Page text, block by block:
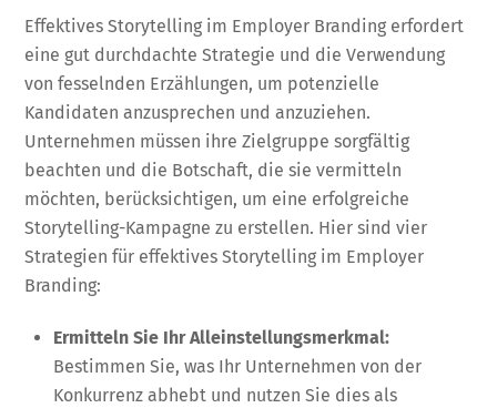
Effektives Storytelling im Employer Branding erfordert
eine gut durchdachte Strategie und die Verwendung
von fesselnden Erzählungen, um potenzielle
Kandidaten anzusprechen und anzuziehen.
Unternehmen müssen ihre Zielgruppe sorgfältig
beachten und die Botschaft, die sie vermitteln
möchten, berücksichtigen, um eine erfolgreiche
Storytelling-Kampagne zu erstellen. Hier sind vier
Strategien für effektives Storytelling im Employer
Branding:
Ermitteln Sie Ihr Alleinstellungsmerkmal:
Bestimmen Sie, was Ihr Unternehmen von der
Konkurrenz abhebt und nutzen Sie dies als